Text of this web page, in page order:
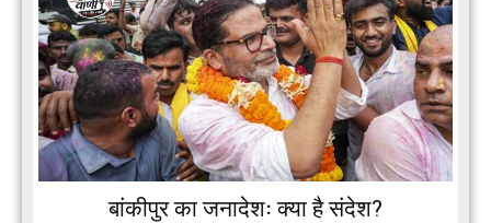
बांकीपुर का जनादेशः क्या है संदेश?